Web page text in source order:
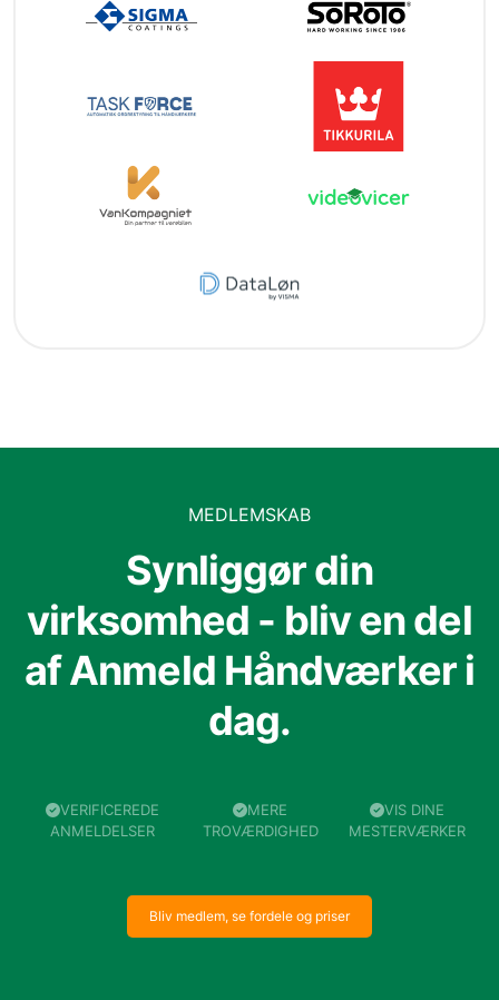
MEDLEMSKAB
Synliggør din
virksomhed - bliv en del
af Anmeld Håndværker i
dag.
VERIFICEREDE
ANMELDELSER
MERE
TROVÆRDIGHED
VIS DINE
MESTERVÆRKER
Bliv medlem, se fordele og priser